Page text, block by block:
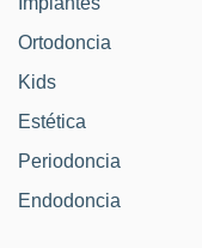
Ortodoncia
Kids
Estética
Periodoncia
Endodoncia